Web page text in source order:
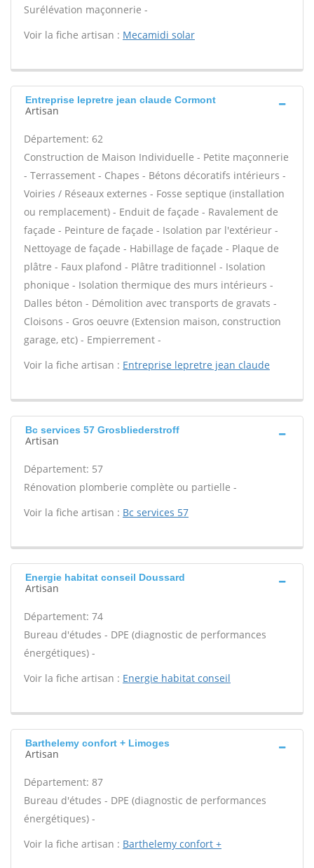
Surélévation maçonnerie -
Voir la fiche artisan : Mecamidi solar
Entreprise lepretre jean claude Cormont
Artisan
Département: 62
Construction de Maison Individuelle - Petite maçonnerie
- Terrassement - Chapes - Bétons décoratifs intérieurs -
Voiries / Réseaux externes - Fosse septique (installation
ou remplacement) - Enduit de façade - Ravalement de
façade - Peinture de façade - Isolation par l'extérieur -
Nettoyage de façade - Habillage de façade - Plaque de
plâtre - Faux plafond - Plâtre traditionnel - Isolation
phonique - Isolation thermique des murs intérieurs -
Dalles béton - Démolition avec transports de gravats -
Cloisons - Gros oeuvre (Extension maison, construction
garage, etc) - Empierrement -
Voir la fiche artisan : Entreprise lepretre jean claude
Bc services 57 Grosbliederstroff
Artisan
Département: 57
Rénovation plomberie complète ou partielle -
Voir la fiche artisan : Bc services 57
Energie habitat conseil Doussard
Artisan
Département: 74
Bureau d'études - DPE (diagnostic de performances
énergétiques) -
Voir la fiche artisan : Energie habitat conseil
Barthelemy confort + Limoges
Artisan
Département: 87
Bureau d'études - DPE (diagnostic de performances
énergétiques) -
Voir la fiche artisan : Barthelemy confort +